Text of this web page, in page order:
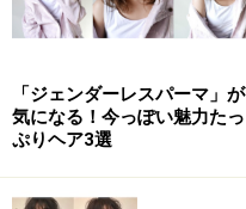
「ジェンダーレスパーマ」が
気になる！今っぽい魅力たっ
ぷりヘア3選